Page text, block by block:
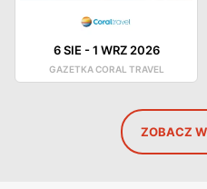
6 SIE -1 WRZ 2026
GAZETKA CORAL TRAVEL
ZOBACZ